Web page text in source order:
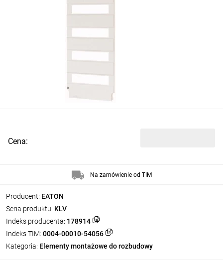
Producent: EATON
Seria produktu: KLV
Indeks producenta: 178914
Indeks TIM: 0004-00010-54056
Kategoria: Elementy montażowe do rozbudowy
Cena:
Na zamówienie od TIM